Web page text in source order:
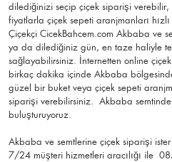
dilediğinizi seçip çiçek siparişi verebilir,
fiyatlarla çiçek sepeti aranjmanları hızlı
Çiçekçi CicekBahcem.com Akbaba ve
ya da dilediğiniz gün, en taze haliyle
sağlayabilirsiniz. İnternetten online
birkaç dakika içinde Akbaba
güzel bir buket veya çiçek sepeti
siparişi verebilirsiniz. Akbaba
buluşturuyoruz.
Akbaba ve semtlerine çiçek siparişi
7/24 müşteri hizmetleri aracılığı ile